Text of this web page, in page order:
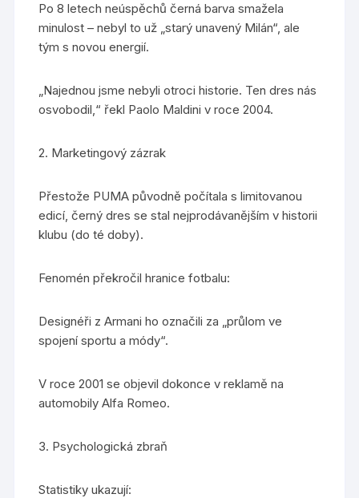
Po 8 letech neúspěchů černá barva smažela
minulost – nebyl to už „starý unavený Milán“, ale
tým s novou energií.
„Najednou jsme nebyli otroci historie. Ten dres nás
osvobodil,“ řekl Paolo Maldini v roce 2004.
2. Marketingový zázrak
Přestože PUMA původně počítala s limitovanou
edicí, černý dres se stal nejprodávanějším v historii
klubu (do té doby).
Fenomén překročil hranice fotbalu:
Designéři z Armani ho označili za „průlom ve
spojení sportu a módy“.
V roce 2001 se objevil dokonce v reklamě na
automobily Alfa Romeo.
3. Psychologická zbraň
Statistiky ukazují: